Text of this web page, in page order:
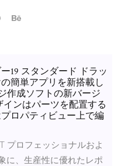
19 スタンダード ドラッ
簡単アプリを新搭載し
作成ソフトの新バージ
ンはパーツを配置する
ロパティビュー上で編
プロフェッショナルおよ
に、生産性に優れたレポ